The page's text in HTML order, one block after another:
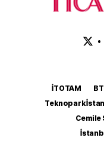
•
İTOTAM
Teknopark
Cemile